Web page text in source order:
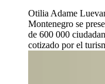
Otilia Adame
Montenegro se
de 600 000
cotizado por el